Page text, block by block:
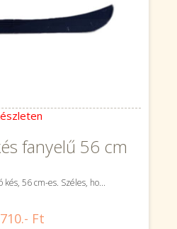
fanyelű 56 cm
kés, 56 cm-es. Széles, ho...
Ft